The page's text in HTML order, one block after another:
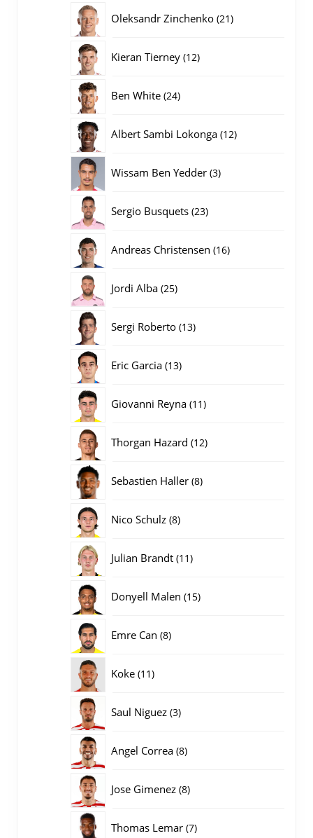
Oleksandr Zinchenko 2121
Kieran Tierney 1212
Ben White 2424
Albert Sambi Lokonga 1212
Wissam Ben Yedder 33
Sergio Busquets 2323
Andreas Christensen 1616
Jordi Alba 2525
Sergi Roberto 1313
Eric Garcia 1313
Giovanni Reyna 1111
Thorgan Hazard 1212
Sebastien Haller 88
Nico Schulz 88
Julian Brandt 1111
Donyell Malen 1515
Emre Can 88
Koke 1111
Saul Niguez 33
Angel Correa 88
Jose Gimenez 88
Thomas Lemar 77